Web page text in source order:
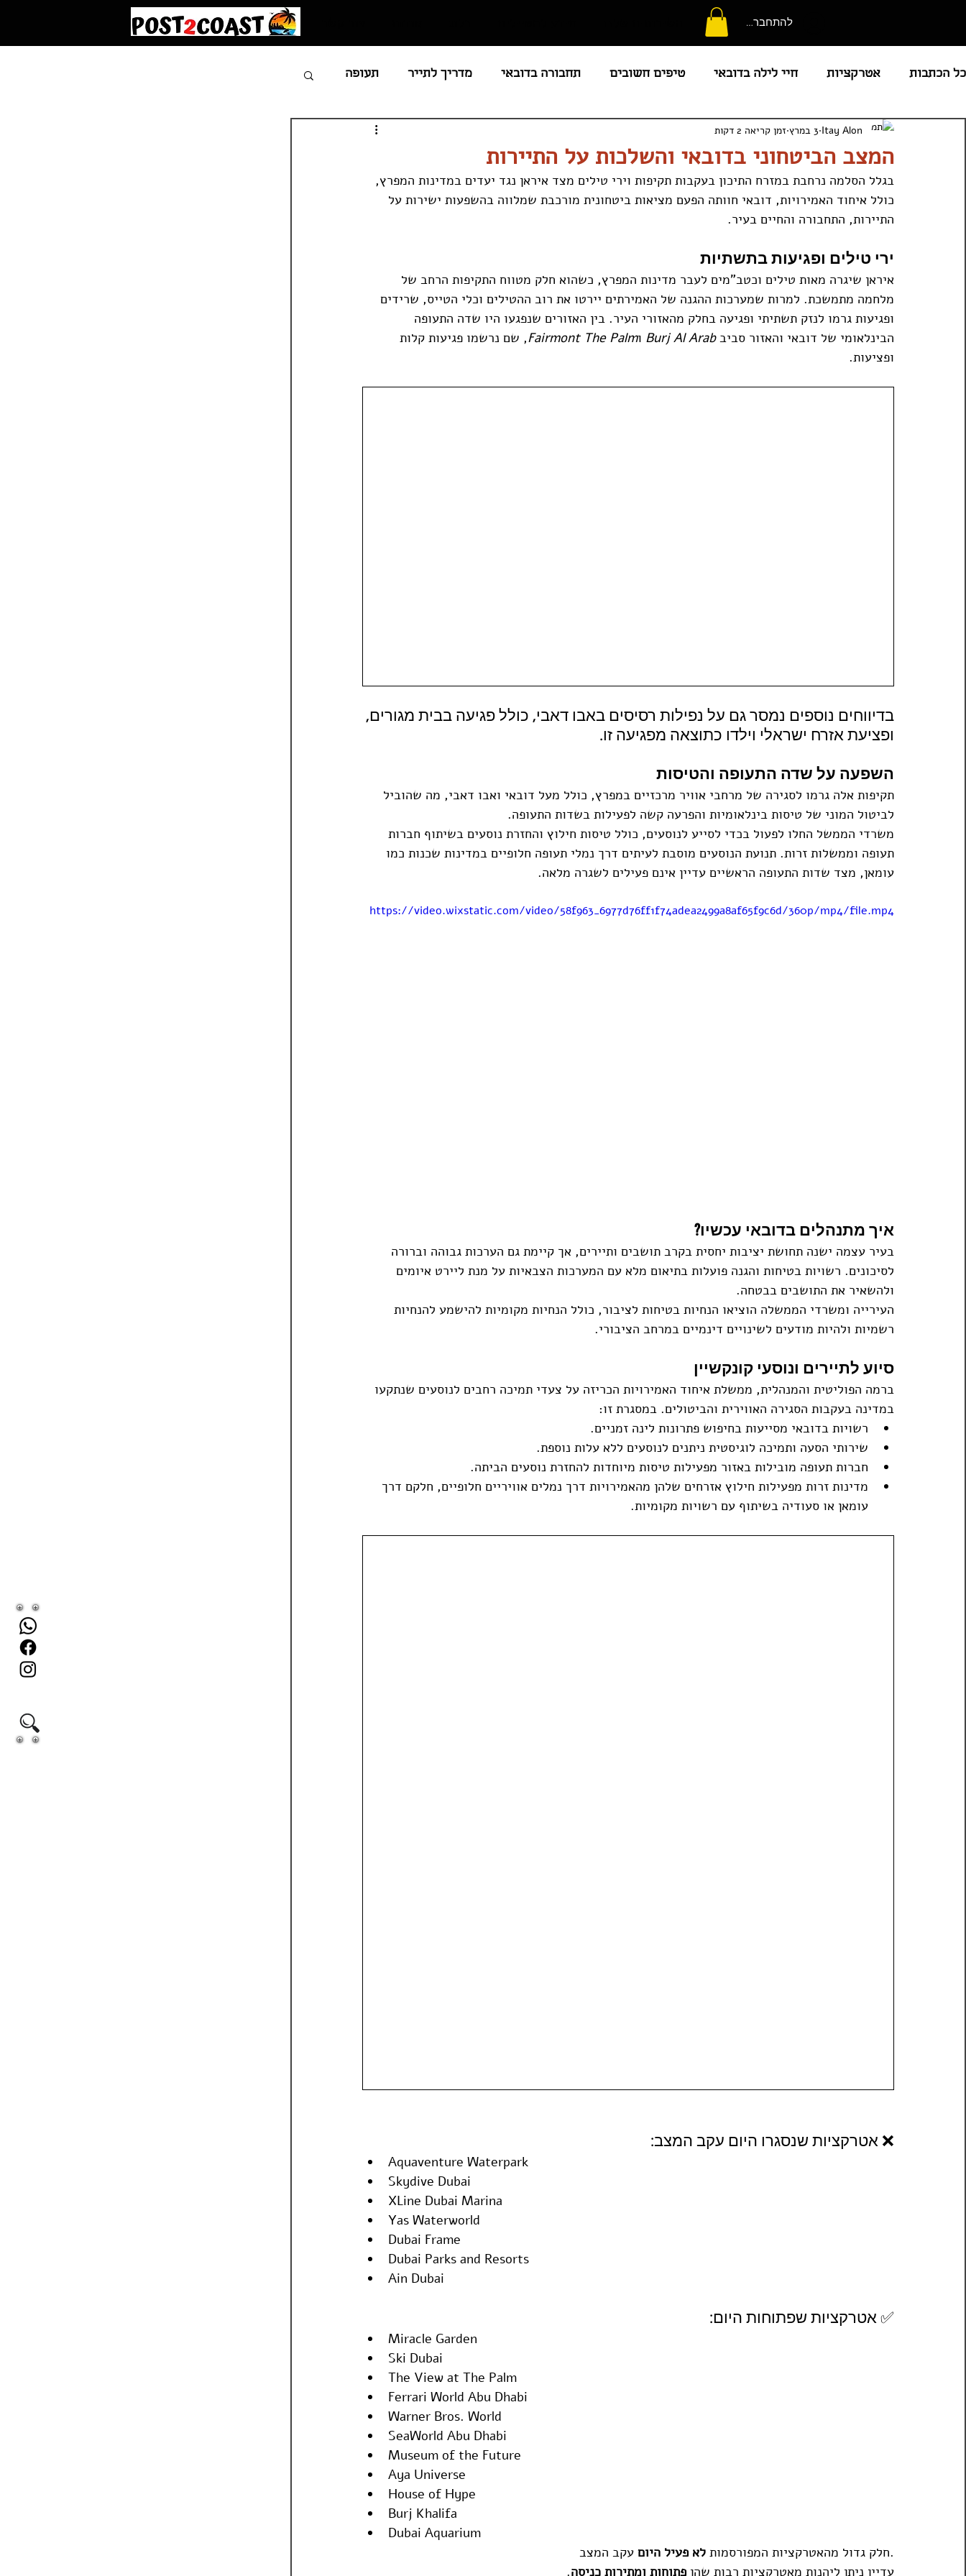
להתחברות
כל הכתבות אטרקציות חיי לילה בדובאי טיפים חשובים תחבורה בדובאי מדריך לתייר תעופה
מוקדי עניין מלונות מזג אוויר חופים
חדשות איחוד האמרויות בריכות מומלצות מועדונים חוקים ואיסורים בדובאי
המצב הביטחוני בדובאי והשלכות על התיירות
Itay Alon 3 במרץ זמן קריאה 2 דקות
בגלל הסלמה נרחבת במזרח התיכון בעקבות תקיפות וירי טילים מצד איראן נגד יעדים במדינות המפרץ,
כולל איחוד האמירויות, דובאי חוותה הפעם מציאות ביטחונית מורכבת שמלווה בהשפעות ישירות על
התיירות, התחבורה והחיים בעיר.
ירי טילים ופגיעות בתשתיות
איראן שיגרה מאות טילים וכטב"מים לעבר מדינות המפרץ, כשהוא חלק מטווח התקיפות הרחב של
מלחמה מתמשכת. למרות שמערכות ההגנה של האמירתים יירטו את רוב ההטילים וכלי הטייס, שרידים
ופגיעות גרמו לנזק תשתיתי ופגיעה בחלק מהאזורי העיר. בין האזורים שנפגעו היו שדה התעופה
הבינלאומי של דובאי והאזור סביב Burj Al Arab וFairmont The Palm, שם נרשמו פגיעות קלות
ופציעות.
בדיווחים נוספים נמסר גם על נפילות רסיסים באבו דאבי, כולל פגיעה בבית מגורים,
ופציעת אזרח ישראלי וילדו כתוצאה מפגיעה זו.
השפעה על שדה התעופה והטיסות
תקיפות אלה גרמו לסגירה של מרחבי אוויר מרכזיים במפרץ, כולל מעל דובאי ואבו דאבי, מה שהוביל
לביטול המוני של טיסות בינלאומיות והפרעה קשה לפעילות בשדות התעופה.
משרדי הממשל החלו לפעול בכדי לסייע לנוסעים, כולל טיסות חילוץ והחזרת נוסעים בשיתוף חברות
תעופה וממשלות זרות. תנועת הנוסעים מוסבת לעיתים דרך נמלי תעופה חלופיים במדינות שכנות כמו
עומאן, מצד שדות התעופה הראשיים עדיין אינם פעילים לשגרה מלאה.
https://video.wixstatic.com/video/58f963_6977d76ff1f74adea2499a8af65f9c6d/360p/mp4/file.mp4
איך מתנהלים בדובאי עכשיו?
בעיר עצמה ישנה תחושת יציבות יחסית בקרב תושבים ותיירים, אך קיימת גם הערכות גבוהה וברורה
לסיכונים. רשויות בטיחות והגנה פועלות בתיאום מלא עם המערכות הצבאיות על מנת ליירט איומים
ולהשאיר את התושבים בבטחה.
העירייה ומשרדי הממשלה הוציאו הנחיות בטיחות לציבור, כולל הנחיות מקומיות להישמע להנחיות
רשמיות ולהיות מודעים לשינויים דינמיים במרחב הציבורי.
סיוע לתיירים ונוסעי קונקשיין
ברמה הפוליטית והמנהלית, ממשלת איחוד האמירויות הכריזה על צעדי תמיכה רחבים לנוסעים שנתקעו
במדינה בעקבות הסגירה האווירית והביטולים. במסגרת זו:
רשויות בדובאי מסייעות בחיפוש פתרונות לינה זמניים.
שירותי הסעה ותמיכה לוגיסטית ניתנים לנוסעים ללא עלות נוספת.
חברות תעופה מובילות באזור מפעילות טיסות מיוחדות להחזרת נוסעים הביתה.
מדינות זרות מפעילות חילוץ אזרחים שלהן מהאמירויות דרך נמלים אוויריים חלופיים, חלקם דרך
עומאן או סעודיה בשיתוף עם רשויות מקומיות.
❌ אטרקציות שנסגרו היום עקב המצב:
Aquaventure Waterpark
Skydive Dubai
XLine Dubai Marina
Yas Waterworld
Dubai Frame
Dubai Parks and Resorts
Ain Dubai
✅ אטרקציות שפתוחות היום:
Miracle Garden
Ski Dubai
The View at The Palm
Ferrari World Abu Dhabi
Warner Bros. World
SeaWorld Abu Dhabi
Museum of the Future
Aya Universe
House of Hype
Burj Khalifa
Dubai Aquarium
חלק גדול מהאטרקציות המפורסמות לא פעיל היום
עקב המצב.
עדיין ניתן ליהנות מאטרקציות רבות שהן פתוחות ומתירות כניסה.